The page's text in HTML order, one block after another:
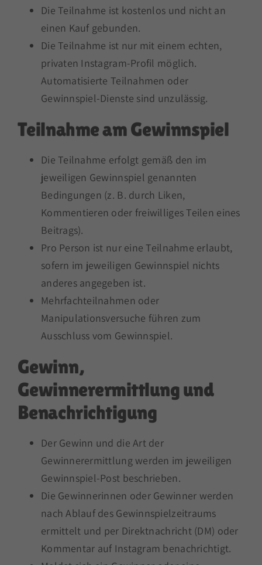
Die Teilnahme ist kostenlos und nicht an
einen Kauf gebunden.
Die Teilnahme ist nur mit einem echten,
privaten Instagram-Profil möglich.
Automatisierte Teilnahmen oder
Gewinnspiel-Dienste sind unzulässig.
Teilnahme am Gewinnspiel
Die Teilnahme erfolgt gemäß den im
jeweiligen Gewinnspiel genannten
Bedingungen (z. B. durch Liken,
Kommentieren oder freiwilliges Teilen eines
Beitrags).
Pro Person ist nur eine Teilnahme erlaubt,
sofern im jeweiligen Gewinnspiel nichts
anderes angegeben ist.
Mehrfachteilnahmen oder
Manipulationsversuche führen zum
Ausschluss vom Gewinnspiel.
Gewinn,
Gewinnerermittlung und
Benachrichtigung
Der Gewinn und die Art der
Gewinnerermittlung werden im jeweiligen
Gewinnspiel-Post beschrieben.
Die Gewinnerinnen oder Gewinner werden
nach Ablauf des Gewinnspielzeitraums
ermittelt und per Direktnachricht (DM) oder
Kommentar auf Instagram benachrichtigt.